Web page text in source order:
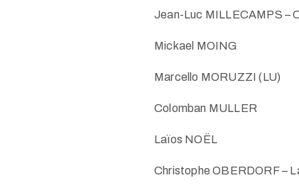
Jean-Luc MILLECAMPS –
Mickael MOING
Marcello MORUZZI (LU)
Colomban MULLER
Laïos NOËL
Christophe OBERDORF –